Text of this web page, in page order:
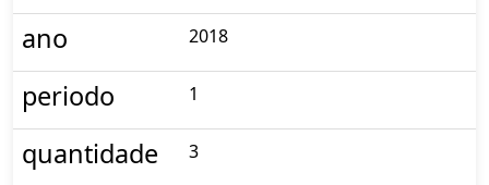
ano
2018
periodo 1
quantidade 3